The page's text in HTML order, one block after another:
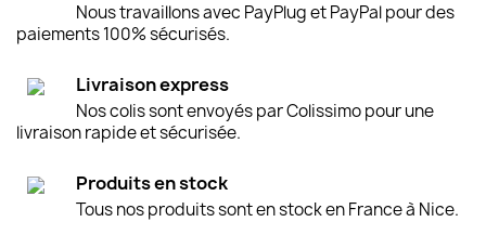
Nous travaillons avec PayPlug et PayPal pour des
paiements 100% sécurisés.
Livraison express
Nos colis sont envoyés par Colissimo pour une
livraison rapide et sécurisée.
Produits en stock
Tous nos produits sont en stock en France à Nice.